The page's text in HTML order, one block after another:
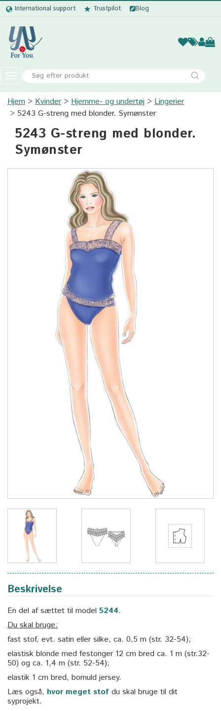
International support Trustpilot Blog
Kvinder
Toggle
navigation
Kvinder
Børn
Hjem Kvinder Hjemme- og undertøj
Lingerier
5243 G-streng med blonder. Symønster
5243 G-streng med blonder.
Symønster
Beskrivelse
En del af sættet til model 5244.
Du skal bruge:
fast stof, evt. satin eller silke, ca. 0,5 m (str. 32-54);
elastisk blonde med festonger 12 cm bred ca. 1 m (str.32-
50) og ca. 1,4 m (str. 52-54);
elastik 1 cm bred, bomuld jersey.
Læs også, hvor meget stof du skal bruge til dit
syprojekt.